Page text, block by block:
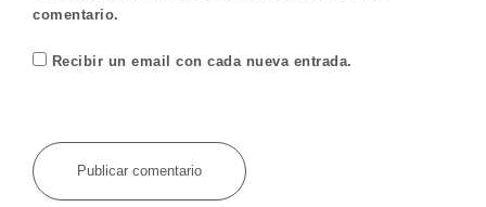
comentario.
Recibir un email con cada nueva entrada.